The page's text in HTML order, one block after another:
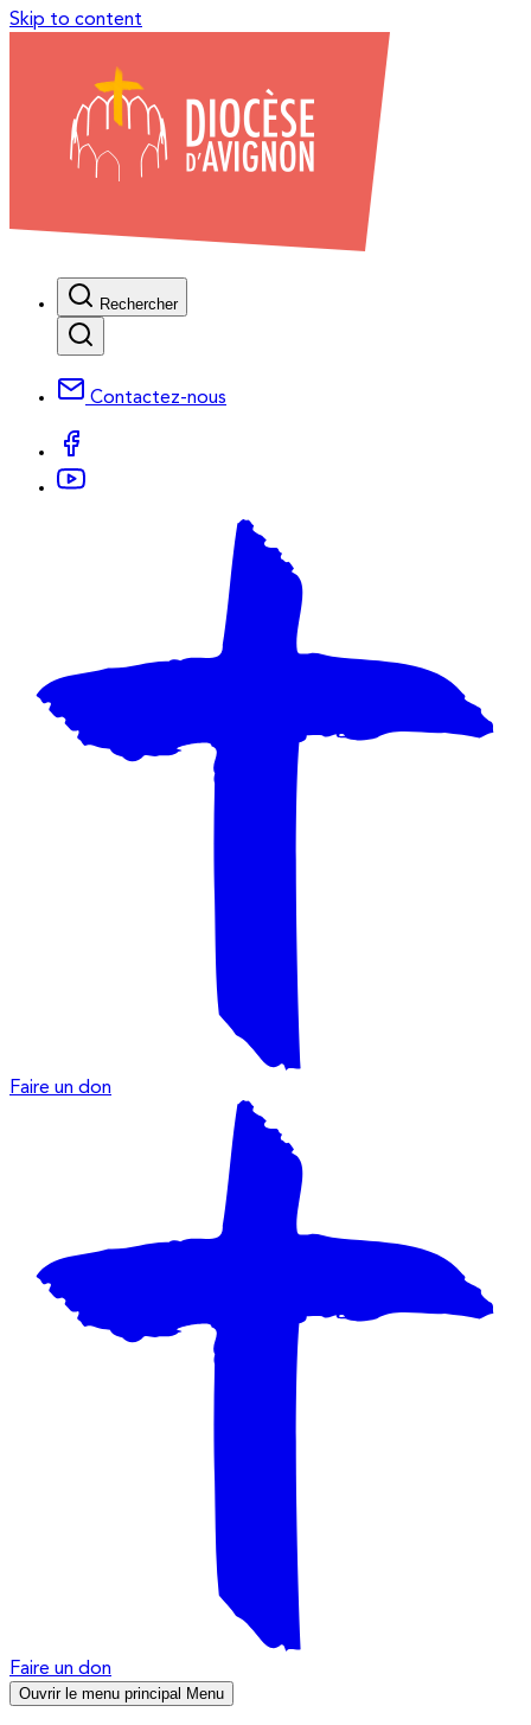
Skip to content
Rechercher
Contactez-nous
Faire un don
Faire un don
Ouvrir le menu principal Menu